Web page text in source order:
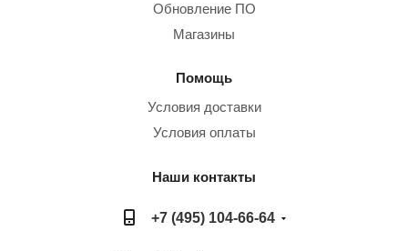
Обновление ПО
Магазины
Помощь
Условия доставки
Условия оплаты
Наши контакты
+7 (495) 104-66-64